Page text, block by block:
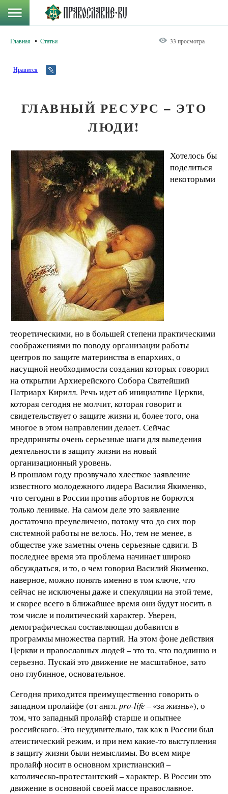
Главная Статьи 33 просмотра
Нравится
ГЛАВНЫЙ РЕСУРС – ЭТО
ЛЮДИ!
Хотелось бы
поделиться
некоторыми
теоретическими, но в большей степени практическими
соображениями по поводу организации работы
центров по защите материнства в епархиях, о
насущной необходимости создания которых говорил
на открытии Архиерейского Собора Святейший
Патриарх Кирилл. Речь идет об инициативе Церкви,
которая сегодня не молчит, которая говорит и
свидетельствует о защите жизни и, более того, она
многое в этом направлении делает. Сейчас
предприняты очень серьезные шаги для выведения
деятельности в защиту жизни на новый
организационный уровень.
В прошлом году прозвучало хлесткое заявление
известного молодежного лидера Василия Якименко,
что сегодня в России против абортов не борются
только ленивые. На самом деле это заявление
достаточно преувеличено, потому что до сих пор
системной работы не велось. Но, тем не менее, в
обществе уже заметны очень серьезные сдвиги. В
последнее время эта проблема начинает широко
обсуждаться, и то, о чем говорил Василий Якименко,
наверное, можно понять именно в том ключе, что
сейчас не исключены даже и спекуляции на этой теме,
и скорее всего в ближайшее время они будут носить в
том числе и политический характер. Уверен,
демографическая составляющая добавится в
программы множества партий. На этом фоне действия
Церкви и православных людей – это то, что подлинно и
серьезно. Пускай это движение не масштабное, зато
оно глубинное, основательное.
Сегодня приходится преимущественно говорить о
западном пролайфе (от англ. pro-life– «за жизнь»), о
том, что западный пролайф старше и опытнее
российского. Это неудивительно, так как в России был
атеистический режим, и при нем какие-то выступления
в защиту жизни были немыслимы. Во всем мире
пролайф носит в основном христианский –
католическо-протестантский – характер. В России это
движение в основной своей массе православное.